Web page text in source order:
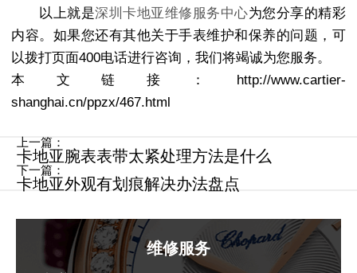
以上就是深圳卡地亚维修服务中心为您分享的精彩
内容。如果您还有其他关于手表维护和保养的问题，可
以拨打页面400电话进行咨询，我们将竭诚为您服务。
本文链接：http://www.cartier-
shanghai.cn/ppzx/467.html
上一篇：
卡地亚腕表表带太紧处理方法是什么
下一篇：
卡地亚外观有划痕解决办法盘点
维修服务